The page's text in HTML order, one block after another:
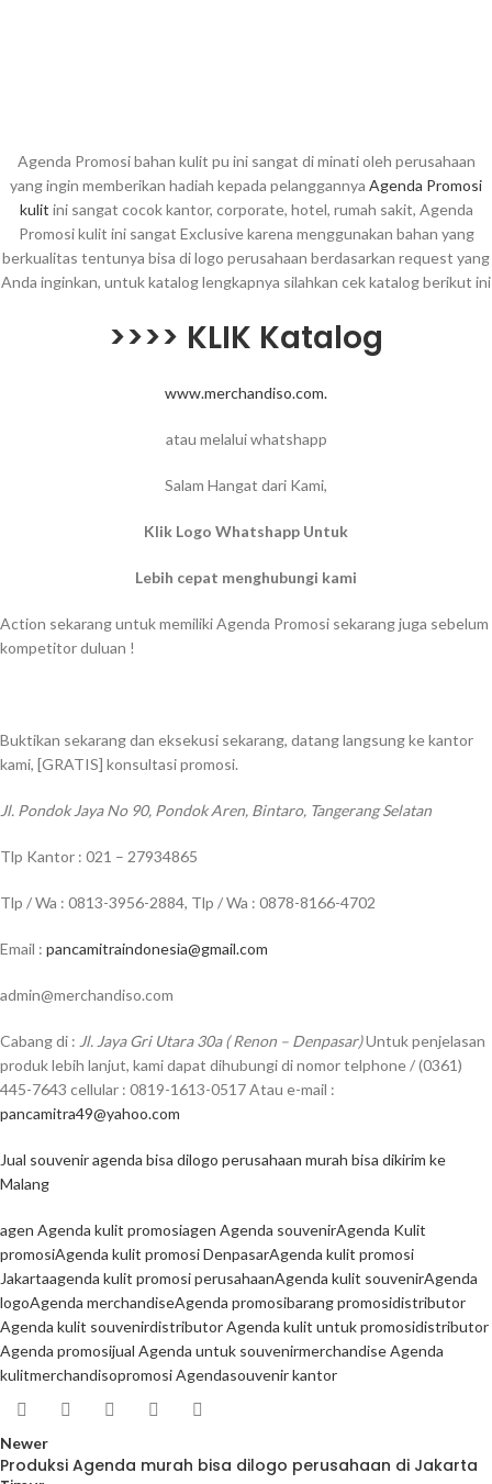
Agenda Promosi bahan kulit pu ini sangat di minati oleh perusahaan
yang ingin memberikan hadiah kepada pelanggannya Agenda Promosi
kulit ini sangat cocok kantor, corporate, hotel, rumah sakit, Agenda
Promosi kulit ini sangat Exclusive karena menggunakan bahan yang
berkualitas tentunya bisa di logo perusahaan berdasarkan request yang
Anda inginkan, untuk katalog lengkapnya silahkan cek katalog berikut ini
>>>> KLIK Katalog
www.merchandiso.com.
atau melalui whatshapp
Salam Hangat dari Kami,
Klik Logo Whatshapp Untuk
Lebih cepat menghubungi kami
Action sekarang untuk memiliki Agenda Promosi sekarang juga sebelum
kompetitor duluan !
Buktikan sekarang dan eksekusi sekarang, datang langsung ke kantor
kami, [GRATIS] konsultasi promosi.
Jl. Pondok Jaya No 90, Pondok Aren, Bintaro, Tangerang Selatan
Tlp Kantor : 021 – 27934865
Tlp / Wa : 0813-3956-2884, Tlp / Wa : 0878-8166-4702
Email : pancamitraindonesia@gmail.com
admin@merchandiso.com
Cabang di : Jl. Jaya Gri Utara 30a ( Renon – Denpasar)Untuk penjelasan
produk lebih lanjut, kami dapat dihubungi di nomor telphone / (0361)
445-7643 cellular : 0819-1613-0517 Atau e-mail :
pancamitra49@yahoo.com
Jual souvenir agenda bisa dilogo perusahaan murah bisa dikirim ke
Malang
agen Agenda kulit promosiagen Agenda souvenirAgenda Kulit
promosiAgenda kulit promosi DenpasarAgenda kulit promosi
Jakartaagenda kulit promosi perusahaanAgenda kulit souvenirAgenda
logoAgenda merchandiseAgenda promosibarang promosidistributor
Agenda kulit souvenirdistributor Agenda kulit untuk promosidistributor
Agenda promosijual Agenda untuk souvenirmerchandise Agenda
kulitmerchandisopromosi Agendasouvenir kantor
Newer
Produksi Agenda murah bisa dilogo perusahaan di Jakarta